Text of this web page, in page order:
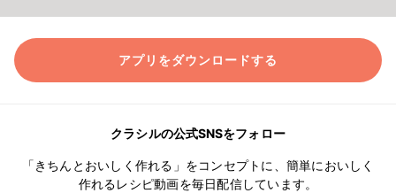
アプリをダウンロードする
クラシルの公式SNSをフォロー
「きちんとおいしく作れる」をコンセプトに、簡単においしく
作れるレシピ動画を毎日配信しています。